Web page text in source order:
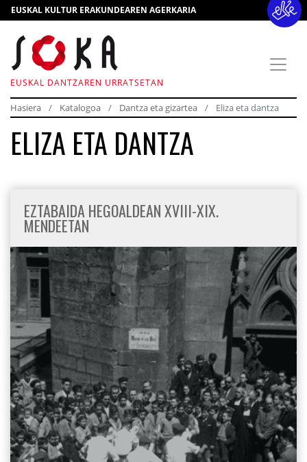
EUSKAL KULTUR ERAKUNDEAREN AGERKARIA
EUSKAL DANTZAREN URRATSETAN
Hasiera Katalogoa Dantza eta gizartea Eliza eta dantza
ELIZA ETA DANTZA
EZTABAIDA HEGOALDEAN XVIII-XIX.
MENDEETAN